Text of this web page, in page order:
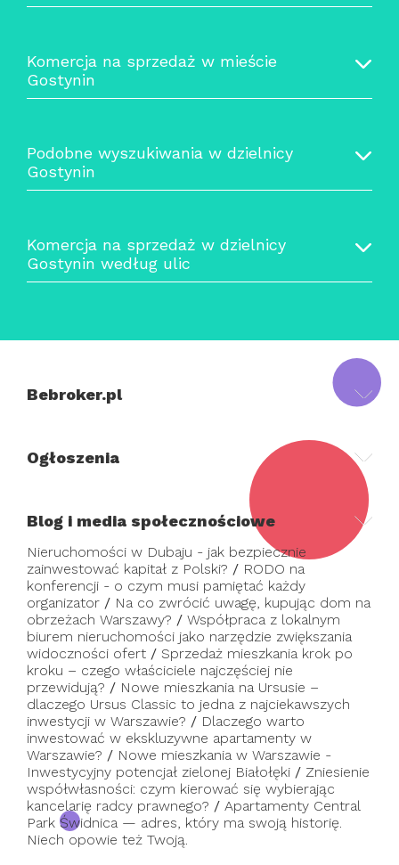
Komercja na sprzedaż w mieście
Gostynin
Podobne wyszukiwania w dzielnicy
Gostynin
Komercja na sprzedaż w dzielnicy
Gostynin według ulic
Bebroker.pl
Ogłoszenia
Blog i media społecznościowe
Nieruchomości w Dubaju - jak bezpiecznie
zainwestować kapitał z Polski? / RODO na
konferencji - o czym musi pamiętać każdy
organizator / Na co zwrócić uwagę, kupując dom na
obrzeżach Warszawy? / Współpraca z lokalnym
biurem nieruchomości jako narzędzie zwiększania
widoczności ofert / Sprzedaż mieszkania krok po
kroku – czego właściciele najczęściej nie
przewidują? / Nowe mieszkania na Ursusie –
dlaczego Ursus Classic to jedna z najciekawszych
inwestycji w Warszawie? / Dlaczego warto
inwestować w ekskluzywne apartamenty w
Warszawie? / Nowe mieszkania w Warszawie -
Inwestycyjny potencjał zielonej Białołęki / Zniesienie
współwłasności: czym kierować się wybierając
kancelarię radcy prawnego? / Apartamenty Central
Park Świdnica — adres, który ma swoją historię.
Niech opowie też Twoją.